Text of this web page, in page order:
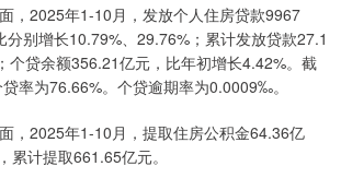
，2025年1-10月，发放个人住房贷款9967
别增长10.79%、29.76%；累计发放贷款27.1
个贷余额356.21亿元，比年初增长4.42%。截
率为76.66%。个贷逾期率为0.0009‰。
，2025年1-10月，提取住房公积金64.36亿
累计提取661.65亿元。